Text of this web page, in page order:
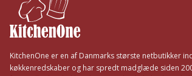
KitchenOne er en af Danmarks største netbutikker
køkkenredskaber og har spredt madglæde siden